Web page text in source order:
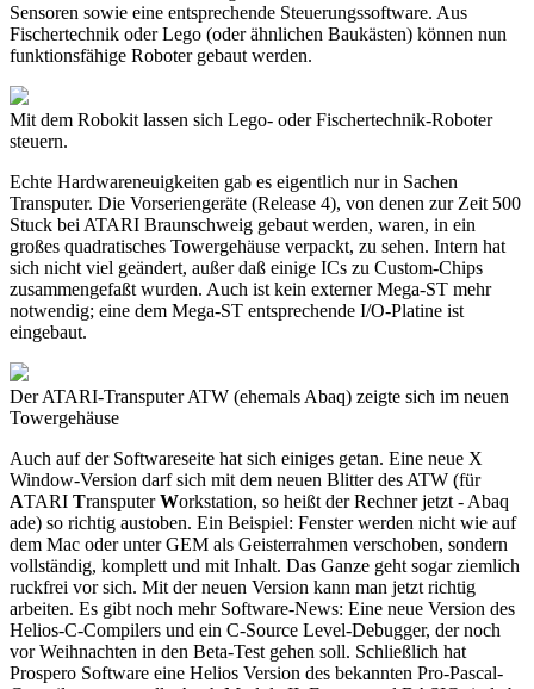
Sensoren sowie eine entsprechende Steuerungssoftware. Aus
Fischertechnik oder Lego (oder ähnlichen Baukästen) können nun
funktionsfähige Roboter gebaut werden.
Mit dem Robokit lassen sich Lego- oder Fischertechnik-Roboter
steuern.
Echte Hardwareneuigkeiten gab es eigentlich nur in Sachen
Transputer. Die Vorseriengeräte (Release 4), von denen zur Zeit 500
Stuck bei ATARI Braunschweig gebaut werden, waren, in ein
großes quadratisches Towergehäuse verpackt, zu sehen. Intern hat
sich nicht viel geändert, außer daß einige ICs zu Custom-Chips
zusammengefaßt wurden. Auch ist kein externer Mega-ST mehr
notwendig; eine dem Mega-ST entsprechende I/O-Platine ist
eingebaut.
Der ATARI-Transputer ATW (ehemals Abaq) zeigte sich im neuen
Towergehäuse
Auch auf der Softwareseite hat sich einiges getan. Eine neue X
Window-Version darf sich mit dem neuen Blitter des ATW (für
ATARI TransputerWorkstation, so heißt der Rechner jetzt - Abaq
ade) so richtig austoben. Ein Beispiel: Fenster werden nicht wie auf
dem Mac oder unter GEM als Geisterrahmen verschoben, sondern
vollständig, komplett und mit Inhalt. Das Ganze geht sogar ziemlich
ruckfrei vor sich. Mit der neuen Version kann man jetzt richtig
arbeiten. Es gibt noch mehr Software-News: Eine neue Version des
Helios-C-Compilers und ein C-Source Level-Debugger, der noch
vor Weihnachten in den Beta-Test gehen soll. Schließlich hat
Prospero Software eine Helios Version des bekannten Pro-Pascal-